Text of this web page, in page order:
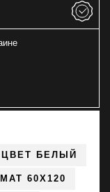
ЦВЕТ БЕЛЫЙ
60X120